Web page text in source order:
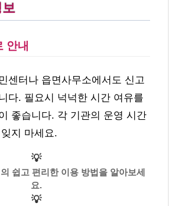
안내
센터나 읍면사무소에서도 신고
다. 필요시 넉넉한 시간 여유를
좋습니다. 각 기관의 운영 시간
지 마세요.
💡
쉽고 편리한 이용 방법을 알아보세
요.
💡